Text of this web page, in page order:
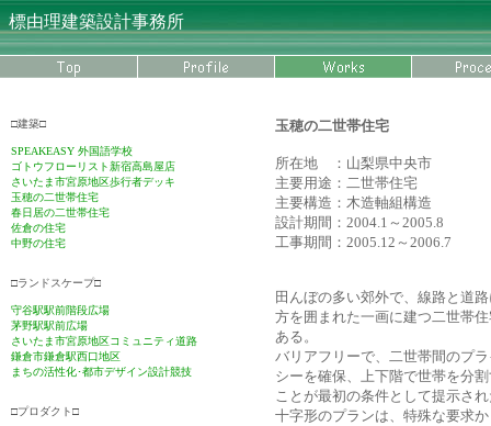
標由理建築設計事務所
玉穂の二世帯住宅
所在地 ：山梨県中央市
主要用途：二世帯住宅
主要構造：木造軸組構造
設計期間：2004.1～2005.8
工事期間：2005.12～2006.7
田んぼの多い郊外で、線路と道
方を囲まれた一画に建つ二世帯
ある。
バリアフリーで、二世帯間のプ
シーを確保、上下階で世帯を分
ことが最初の条件として提示さ
十字形のプランは、特殊な要求
□建築□
SPEAKEASY 外国語学校
ゴトウフローリスト新宿高島屋店
さいたま市宮原地区歩行者デッキ
玉穂の二世帯住宅
春日居の二世帯住宅
佐倉の住宅
中野の住宅
□ランドスケープ□
守谷駅駅前階段広場
茅野駅駅前広場
さいたま市宮原地区コミュニティ道路
鎌倉市鎌倉駅西口地区
まちの活性化･都市デザイン設計競技
□プロダクト□